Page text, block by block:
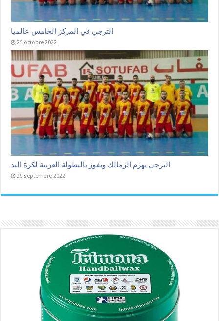
الترجي في المركز الخامس عالميا
25 octobre 2022
الترجي يهزم الزمالك ويفوز بالبطولة العربية لكرة اليد
29 septembre 2022